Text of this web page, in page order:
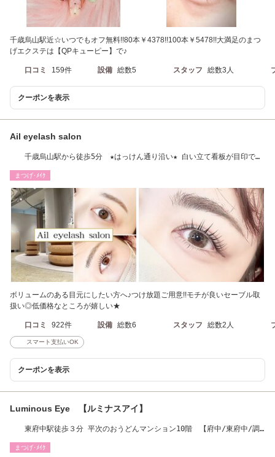
千歳烏山駅近☆いつでもオフ無料!!80本￥4378!!100本￥5478!!大満足のまつ
げエクステは【QPキューピー】で♪
口コミ 159件 設備 総数5 スタッフ 総数3人
クーポンを表示
Ail eyelash salon
千歳烏山駅から徒歩5分 ★はっけん通り沿い★ 白い立て看板が目印で
まつげ･ﾒｲｸ
ボリュームのある目元にしたい方へ♪つけ放題ご用意!!モチが良いセーブル取
扱い◎低価格なところが嬉しい★
口コミ 922件 設備 総数6 スタッフ 総数2人
スマート支払いOK
クーポンを表示
Luminous Eye 【ルミナスアイ】
東府中駅徒歩３分 平次のおうどんマンション10階 【府中/東府中/調
まつげ･ﾒｲｸ